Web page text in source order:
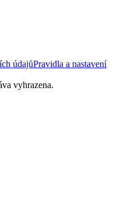
údajůPravidla a nastavení
vyhrazena.